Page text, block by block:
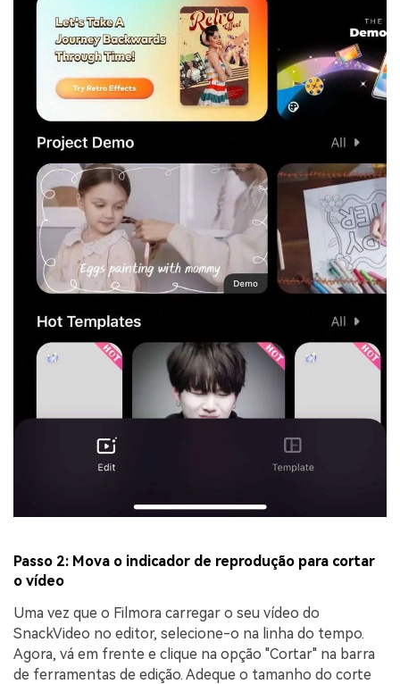
Passo 2: Mova o indicador de reprodução para cortar
o vídeo
Uma vez que o Filmora carregar o seu vídeo do
SnackVideo no editor, selecione-o na linha do tempo.
Agora, vá em frente e clique na opção "Cortar" na barra
de ferramentas de edição. Adeque o tamanho do corte